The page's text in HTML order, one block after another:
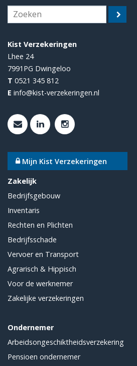
Kist Verzekeringen
Lhee 24
7991PG Dwingeloo
T 0521 345 812
E info@kist-verzekeringen.nl
Mijn Kist Verzekeringen
Zakelijk
Bedrijfsgebouw
Inventaris
Rechten en Plichten
Bedrijfsschade
Vervoer en Transport
Agrarisch & Hippisch
Voor de werknemer
Zakelijke verzekeringen
Ondernemer
Arbeidsongeschiktheidsverzekering
Pensioen ondernemer